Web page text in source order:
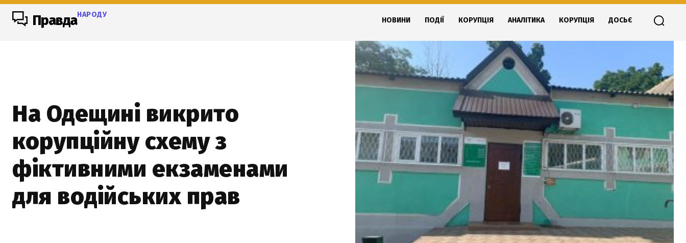
ПравдаНАРОДУ
НОВИНИ ПОДІЇ КОРУПЦІЯ АНАЛІТИКА КОРУПЦІЯ ДОСЬЄ
На Одещині викрито
корупційну схему з
фіктивними екзаменами
для водійських прав